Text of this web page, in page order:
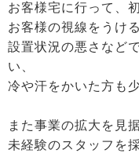
お客様宅に行って、
お客様の視線をうけ
設置状況の悪さなど
い、
冷や汗をかいた方も
また事業の拡大を見据
未経験のスタッフを